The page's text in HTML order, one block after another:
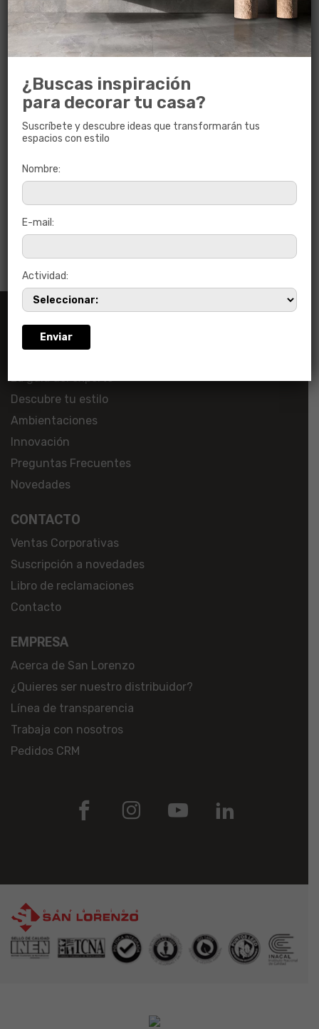
INFORMACIÓN
La guía del experto
Descubre tu estilo
Ambientaciones
Innovación
Preguntas Frecuentes
Novedades
CONTACTO
Ventas Corporativas
Suscripción a novedades
Libro de reclamaciones
Contacto
EMPRESA
Acerca de San Lorenzo
¿Quieres ser nuestro distribuidor?
Línea de transparencia
Trabaja con nosotros
Pedidos CRM
¿Buscas inspiración
para decorar tu casa?
Suscríbete y descubre ideas que transformarán tus
espacios con estilo
Nombre:
E-mail:
Actividad: